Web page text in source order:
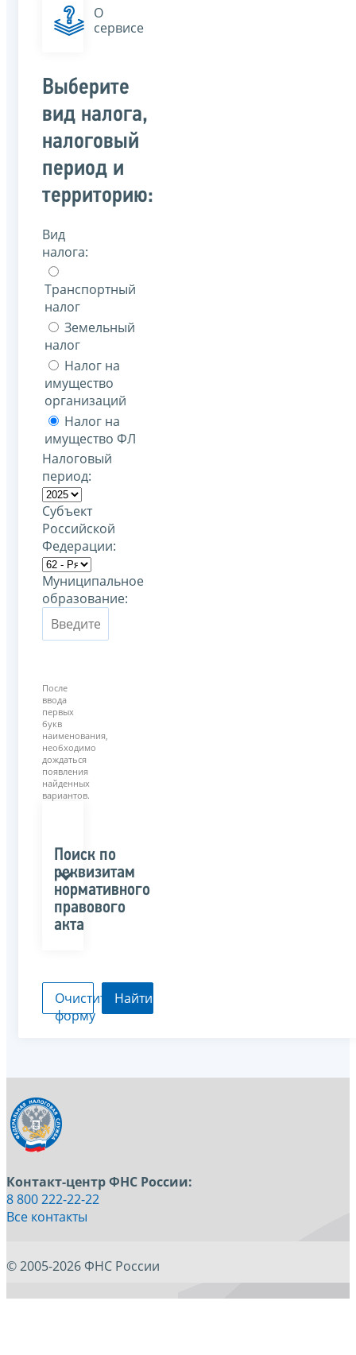
О
сервисе
Выберите
вид налога,
налоговый
период и
территорию:
Вид
налога:
Транспортный
налог
Земельный
налог
Налог на
имущество
организаций
Налог на
имущество ФЛ
Налоговый
период:
Субъект
Российской
Федерации:
Муниципальное
образование:
После
ввода
первых
букв
наименования,
необходимо
дождаться
появления
найденных
вариантов.
Поиск по
реквизитам
нормативного
правового
акта
Очистить
форму
Контакт-центр ФНС России:
8 800 222-22-22
Все контакты
© 2005-2026 ФНС России